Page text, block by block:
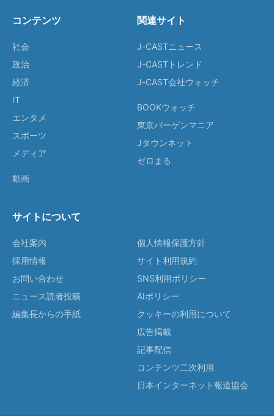
コンテンツ
社会
政治
経済
IT
エンタメ
スポーツ
メディア
動画
関連サイト
J-CASTニュース
J-CASTトレンド
J-CAST会社ウォッチ
BOOKウォッチ
東京バーゲンマニア
Jタウンネット
ゼロまる
サイトについて
会社案内
採用情報
お問い合わせ
ニュース読者投稿
編集長からの手紙
個人情報保護方針
サイト利用規約
SNS利用ポリシー
AIポリシー
クッキーの利用について
広告掲載
記事配信
コンテンツ二次利用
日本インターネット報道協会